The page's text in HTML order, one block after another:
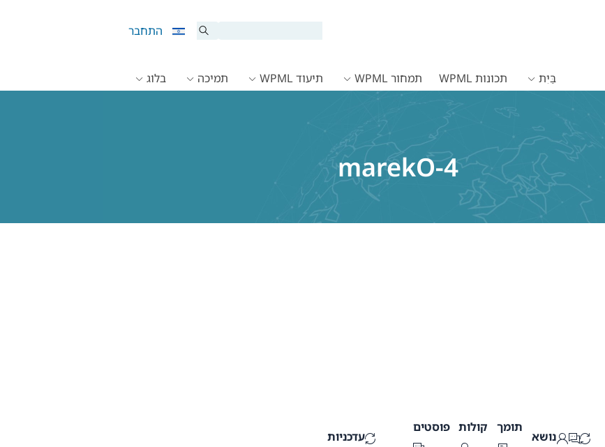
התחבר
בַּיִת תכונות WPML תמחור WPML תיעוד WPML תמיכה בלוג
marekO-4
נושא
תומך קולות פוסטים
עדכניות